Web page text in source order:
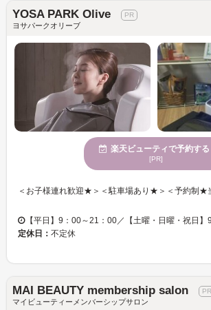
YOSA PARK Olive
ヨサパークオリーブ
楽天ビューティで予約する
[PR]
【平日】9：00～21：00／【土曜・日曜・祝日
定休日： 不定休
MAI BEAUTY membership salon
マイビューティーメンバーシップサロン